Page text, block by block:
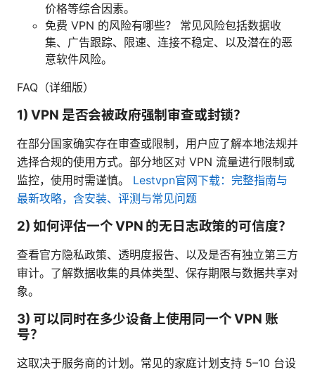
价格等综合因素。
免费 VPN 的风险有哪些？ 常见风险包括数据收
集、广告跟踪、限速、连接不稳定、以及潜在的恶
意软件风险。
FAQ（详细版）
1) VPN 是否会被政府强制审查或封锁？
在部分国家确实存在审查或限制，用户应了解本地法规并
选择合规的使用方式。部分地区对 VPN 流量进行限制或
监控，使用时需谨慎。 Lestvpn官网下载：完整指南与
最新攻略，含安装、评测与常见问题
2) 如何评估一个 VPN 的无日志政策的可信度？
查看官方隐私政策、透明度报告、以及是否有独立第三方
审计。了解数据收集的具体类型、保存期限与数据共享对
象。
3) 可以同时在多少设备上使用同一个 VPN 账
号？
这取决于服务商的计划。常见的家庭计划支持 5–10 台设